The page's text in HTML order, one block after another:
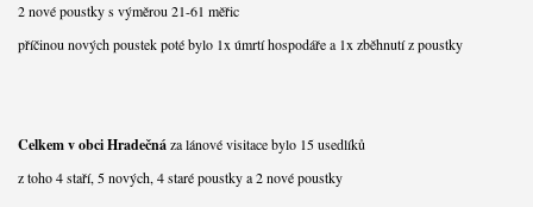
2 nové poustky s výměrou 21-61 měřic
příčinou nových poustek poté bylo 1x úmrtí hospodáře a 1x zběhnutí z poustky
Celkem v obci Hradečnáza lánové visitace bylo 15 usedlíků
z toho 4 staří, 5 nových, 4 staré poustky a 2 nové poustky